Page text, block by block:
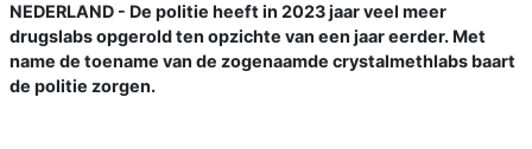
NEDERLAND - De politie heeft in 2023 jaar veel meer
drugslabs opgerold ten opzichte van een jaar eerder. Met
name de toename van de zogenaamde crystalmethlabs baart
de politie zorgen.